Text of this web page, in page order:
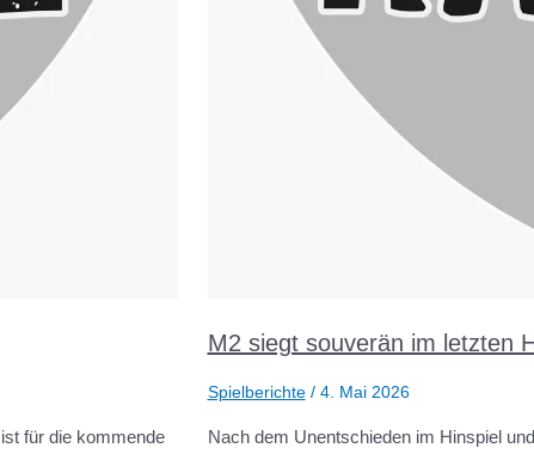
für die kommende
M2 siegt souverän im letzten
Spielberichte/ 4. Mai 2026
Nach dem Unentschieden im Hinspiel